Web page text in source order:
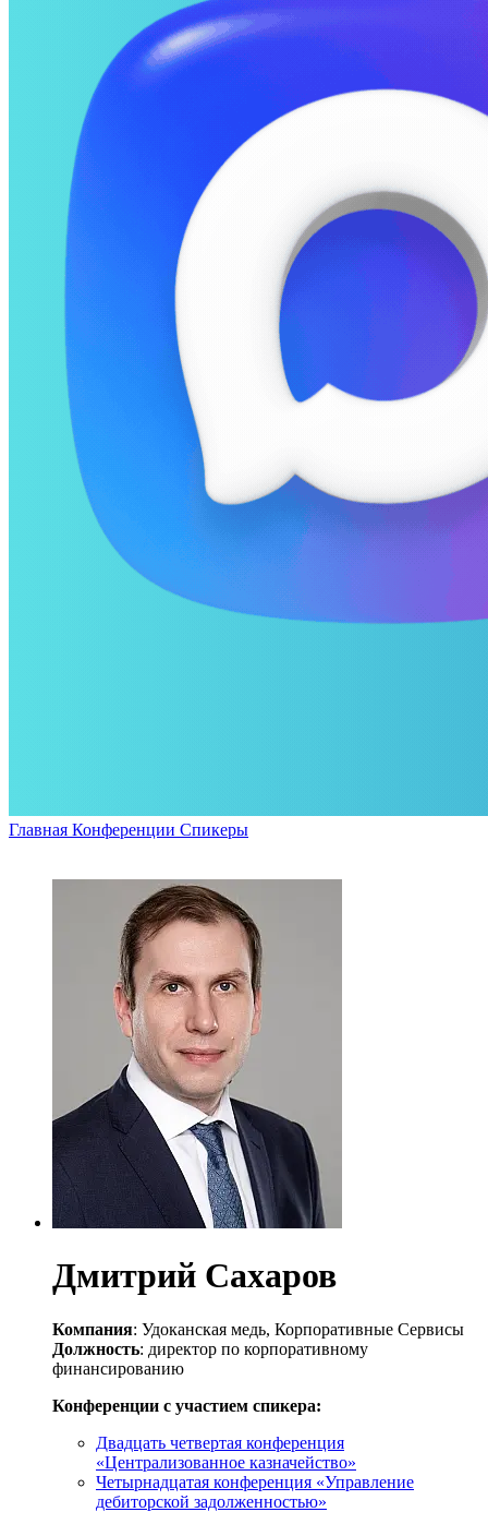
Главная Конференции Спикеры
Дмитрий Сахаров
Компания: Удоканская медь, Корпоративные Сервисы
Должность: директор по корпоративному
финансированию
Конференции с участием спикера:
Двадцать четвертая конференция
«Централизованное казначейство»
Четырнадцатая конференция «Управление
дебиторской задолженностью»